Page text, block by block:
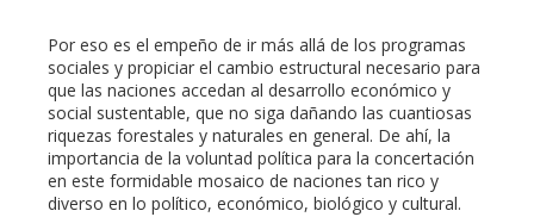
Por eso es el empeño de ir más allá de los programas
sociales y propiciar el cambio estructural necesario para
que las naciones accedan al desarrollo económico y
social sustentable, que no siga dañando las cuantiosas
riquezas forestales y naturales en general. De ahí, la
importancia de la voluntad política para la concertación
en este formidable mosaico de naciones tan rico y
diverso en lo político, económico, biológico y cultural.